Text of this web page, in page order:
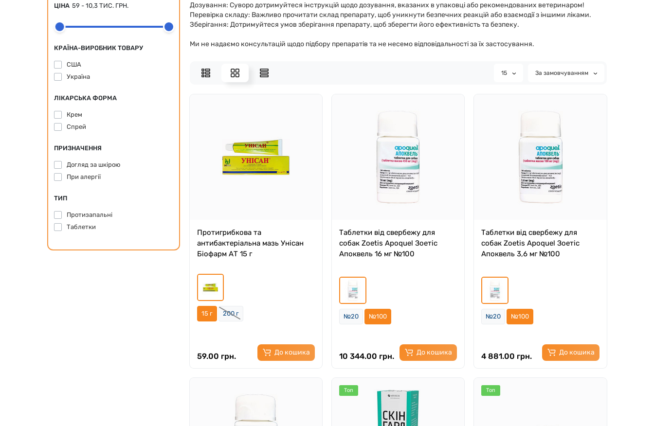
59 - 10,3 ТИС. ГРН.
ЦІНА
КРАЇНА-ВИРОБНИК ТОВАРУ
США
Україна
ЛІКАРСЬКА ФОРМА
Крем
Спрей
ПРИЗНАЧЕННЯ
Догляд за шкірою
При алергії
ТИП
Протизапальні
Таблетки
Дозування: Суворо дотримуйтеся інструкцій щодо дозування, вказаних в упаковці або рекомендованих ветеринаром!
Перевірка складу: Важливо прочитати склад препарату, щоб уникнути безпечних реакцій або взаємодії з іншими ліками.
Зберігання: Дотримуйтеся умов зберігання препарату, щоб зберегти його ефективність та безпеку.
Ми не надаємо консультацій щодо підбору препаратів та не несемо відповідальності за їх застосування.
15 За замовчуванням
Протигрибкова та
антибактеріальна мазь Унісан
Біофарм АТ 15 г
15 г 200 г
59.00 грн. До кошика
Таблетки від свербежу для
собак Zoetis Apоquеl Зоетіс
Апоквель 16 мг №100
№20 №100
10 344.00 грн. До кошика
Таблетки від свербежу для
собак Zoetis Apоquеl Зоетіс
Апоквель 3,6 мг №100
№20 №100
4 881.00 грн. До кошика
Топ Топ